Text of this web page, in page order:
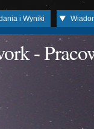
i Wyniki
-